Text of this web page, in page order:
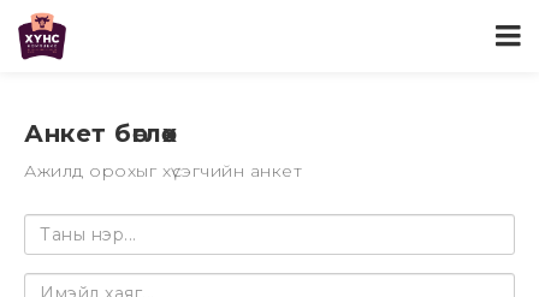
Анкет бөглөх
Ажилд орохыг хүсэгчийн анкет